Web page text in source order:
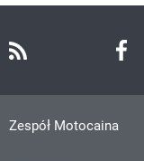
Zespół Motocaina